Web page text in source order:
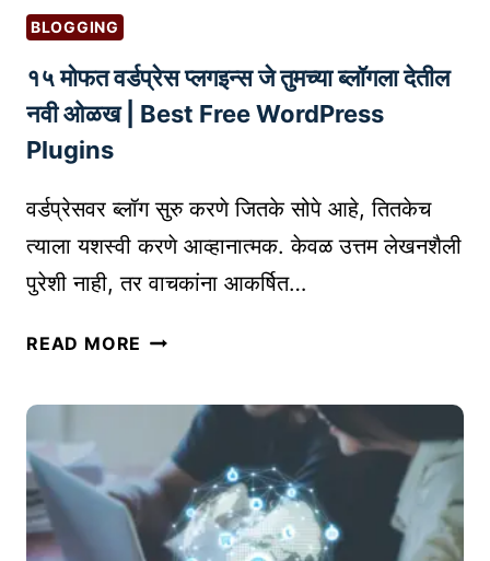
सा
सु
वा
:
स
स्त
मा
र्श
|
BLOGGING
१५ मोफत वर्डप्रेस प्लगइन्स जे तुमच्या ब्लॉगला देतील
नवी ओळख | Best Free WordPress
Plugins
वर्डप्रेसवर ब्लॉग सुरु करणे जितके सोपे आहे, तितकेच
त्याला यशस्वी करणे आव्हानात्मक. केवळ उत्तम लेखनशैली
पुरेशी नाही, तर वाचकांना आकर्षित…
READ MORE १
व
प्रे